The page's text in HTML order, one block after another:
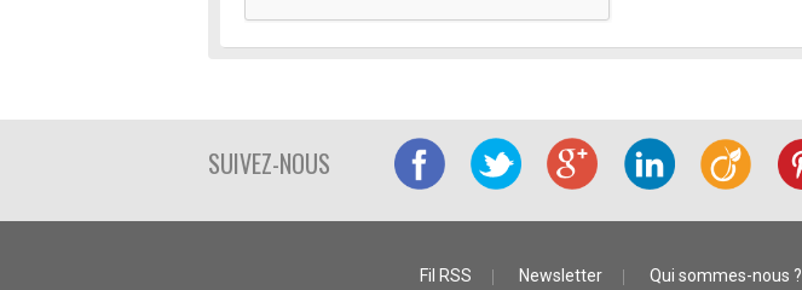
SUIVEZ-NOUS
Fil RSS Newsletter Qui sommes-nous ?